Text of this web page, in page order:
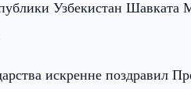
Узбекистан
искренне поздравил